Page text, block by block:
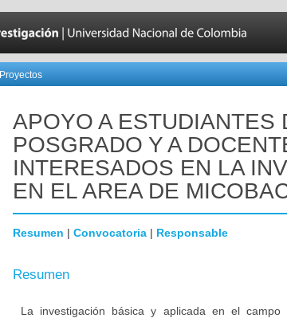
Proyectos
APOYO A ESTUDIANTES
POSGRADO Y A
INTERESADOS EN LA
EN EL AREA DE
Resumen | Convocatoria | Responsable
Resumen
La investigación básica y aplicada en el